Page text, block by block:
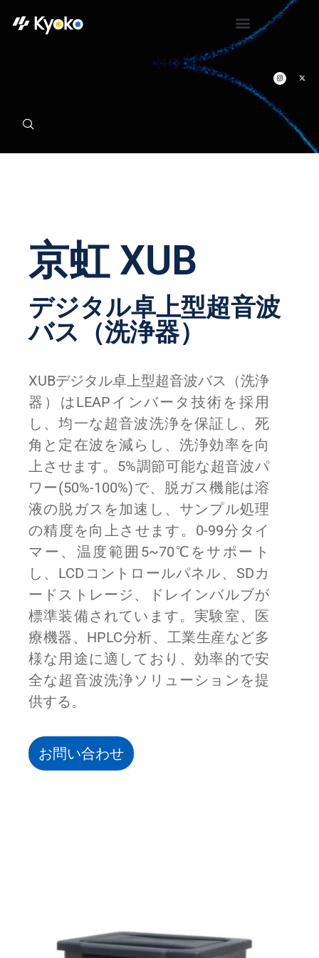
京虹 XUB
デジタル卓上型超音波
バス（洗浄器）
XUBデジタル卓上型超音波バス（洗浄
器）はLEAPインバータ技術を採用
し、均一な超音波洗浄を保証し、死
角と定在波を減らし、洗浄効率を向
上させます。5%調節可能な超音波パ
ワー(50%-100%)で、脱ガス機能は溶
液の脱ガスを加速し、サンプル処理
の精度を向上させます。0-99分タイ
マー、温度範囲5~70℃をサポート
し、LCDコントロールパネル、SDカ
ードストレージ、ドレインバルブが
標準装備されています。実験室、医
療機器、HPLC分析、工業生産など多
様な用途に適しており、効率的で安
全な超音波洗浄ソリューションを提
供する。
お問い合わせ